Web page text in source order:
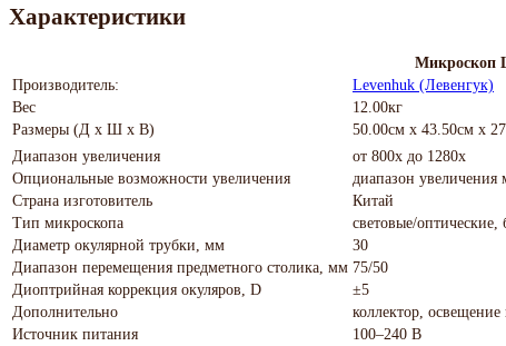
Характеристики
Микроскоп
Производитель:
Levenhuk (Левенгук)
Вес
12.00кг
Размеры (Д х Ш х В)
50.00см x 43.50см x
Диапазон увеличения
от 800х до 1280х
Опциональные возможности увеличения
диапазон увеличения
Страна изготовитель
Китай
Тип микроскопа
световые/оптические,
Диаметр окулярной трубки, мм
30
Диапазон перемещения предметного столика, мм 75/50
Диоптрийная коррекция окуляров, D
±5
Дополнительно
коллектор, освещение
Источник питания
100–240 В